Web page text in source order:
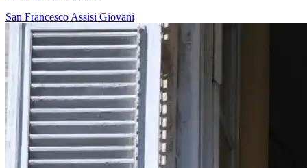
San Francesco Assisi Giovani